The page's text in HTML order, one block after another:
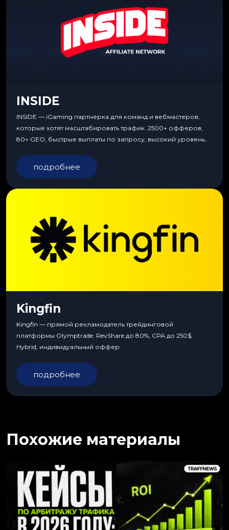
INSIDE
INSIDE — iGaming партнерка для команд и вебмастеров,
которые хотят масштабировать трафик. 2500+ офферов,
80+ GEO, быстрые выплаты по запросу, высокий уровень
подробнее
Kingfin
Kingfin — прямой рекламодатель трейдинговой
платформы Olymptrade. RevShare до 80%, CPA до 250$,
Hybrid, индивидуальный оффер.
подробнее
Похожие материалы